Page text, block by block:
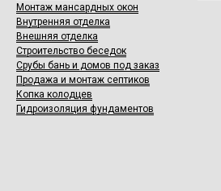
Монтаж мансардных окон
Внутренняя отделка
Внешняя отделка
Строительство беседок
Срубы бань и домов под заказ
Продажа и монтаж септиков
Копка колодцев
Гидроизоляция фундаментов